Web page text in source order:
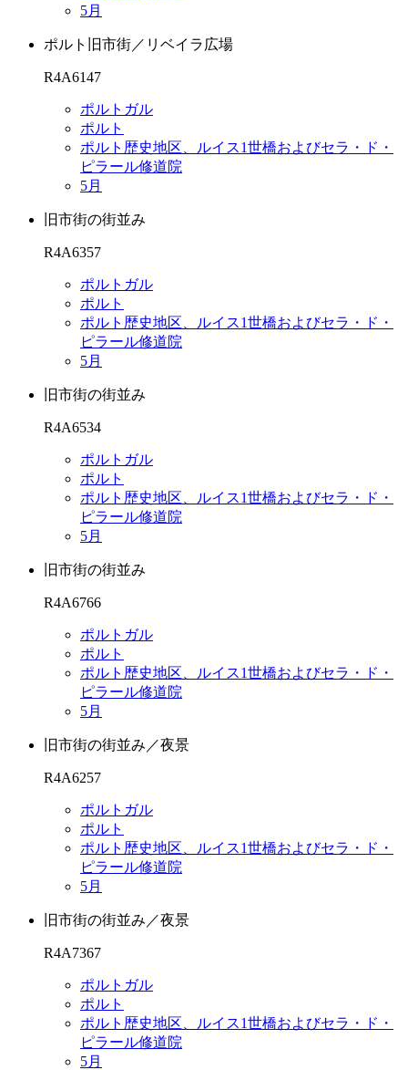
5月
ポルト旧市街／リベイラ広場
R4A6147
ポルトガル
ポルト
ポルト歴史地区、ルイス1世橋およびセラ・ド・
ピラール修道院
5月
旧市街の街並み
R4A6357
ポルトガル
ポルト
ポルト歴史地区、ルイス1世橋およびセラ・ド・
ピラール修道院
5月
旧市街の街並み
R4A6534
ポルトガル
ポルト
ポルト歴史地区、ルイス1世橋およびセラ・ド・
ピラール修道院
5月
旧市街の街並み
R4A6766
ポルトガル
ポルト
ポルト歴史地区、ルイス1世橋およびセラ・ド・
ピラール修道院
5月
旧市街の街並み／夜景
R4A6257
ポルトガル
ポルト
ポルト歴史地区、ルイス1世橋およびセラ・ド・
ピラール修道院
5月
旧市街の街並み／夜景
R4A7367
ポルトガル
ポルト
ポルト歴史地区、ルイス1世橋およびセラ・ド・
ピラール修道院
5月